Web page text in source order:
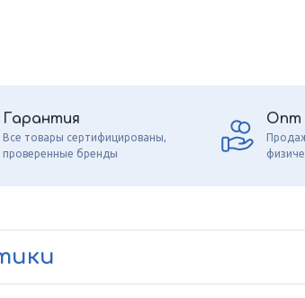
Гарантия
Все товары сертифицированы,
проверенные бренды
Опт